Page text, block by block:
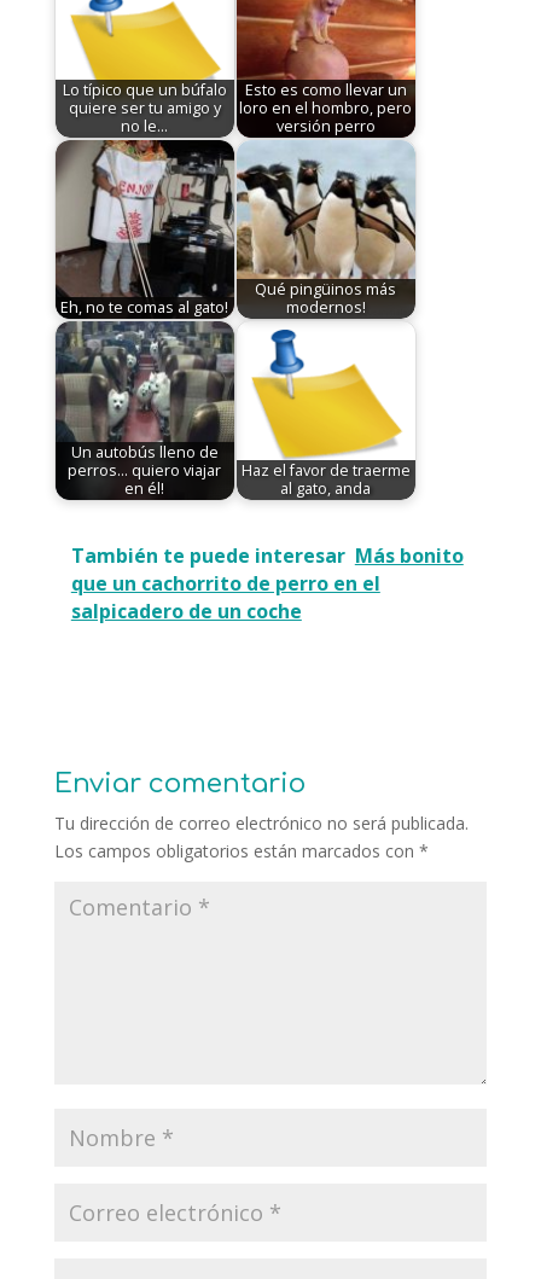
Lo típico que un búfalo
quiere ser tu amigo y
no le…
Esto es como llevar un
loro en el hombro, pero
versión perro
Eh, no te comas al gato!
Qué pingüinos más
modernos!
Un autobús lleno de
perros... quiero viajar
en él!
Haz el favor de traerme
al gato, anda
También te puede interesar Más bonito
que un cachorrito de perro en el
salpicadero de un coche
Enviar comentario
Tu dirección de correo electrónico no será publicada.
Los campos obligatorios están marcados con *